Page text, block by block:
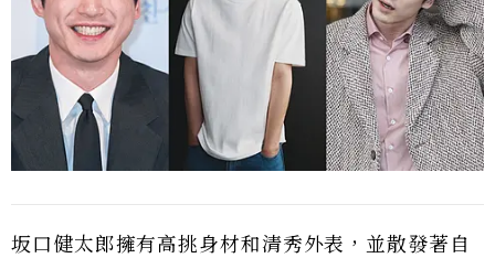
坂口健太郎擁有高挑身材和清秀外表，並散發著自